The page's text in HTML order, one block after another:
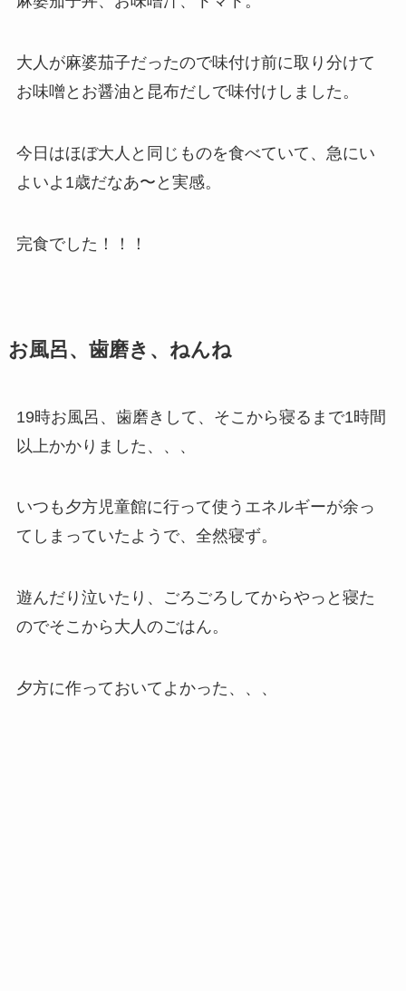
大人が麻婆茄子だったので味付け前に取り分けて
お味噌とお醤油と昆布だしで味付けしました。
今日はほぼ大人と同じものを食べていて、急にい
よいよ1歳だなあ〜と実感。
完食でした！！！
お風呂、歯磨き、ねんね
19時お風呂、歯磨きして、そこから寝るまで1時間
以上かかりました、、、
いつも夕方児童館に行って使うエネルギーが余っ
てしまっていたようで、全然寝ず。
遊んだり泣いたり、ごろごろしてからやっと寝た
のでそこから大人のごはん。
夕方に作っておいてよかった、、、